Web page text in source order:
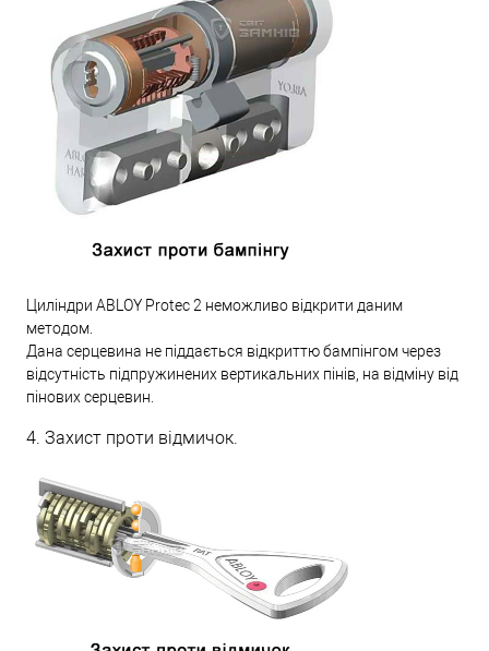
Циліндри ABLOY Protec 2 неможливо відкрити даним
методом.
Дана серцевина не піддається відкриттю бампінгом через
відсутність підпружинених вертикальних пінів, на відміну від
пінових серцевин.
4. Захист проти відмичок.